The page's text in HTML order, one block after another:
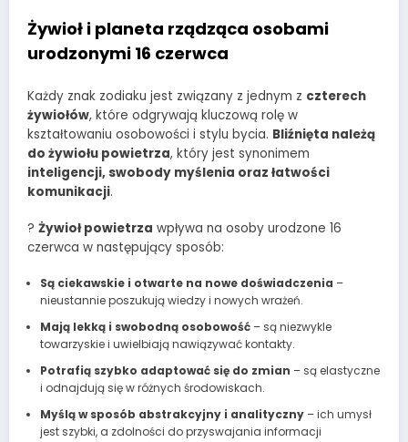
Żywioł i planeta rządząca osobami
urodzonymi 16 czerwca
Każdy znak zodiaku jest związany z jednym z czterech
żywiołów, które odgrywają kluczową rolę w
kształtowaniu osobowości i stylu bycia. Bliźnięta należą
do żywiołu powietrza, który jest synonimem
inteligencji, swobody myślenia oraz łatwości
komunikacji.
?️ Żywioł powietrza wpływa na osoby urodzone 16
czerwca w następujący sposób:
Są ciekawskie i otwarte na nowe doświadczenia –
nieustannie poszukują wiedzy i nowych wrażeń.
Mają lekką i swobodną osobowość– są niezwykle
towarzyskie i uwielbiają nawiązywać kontakty.
Potrafią szybko adaptować się do zmian – są elastyczne
i odnajdują się w różnych środowiskach.
Myślą w sposób abstrakcyjny i analityczny– ich umysł
jest szybki, a zdolności do przyswajania informacji